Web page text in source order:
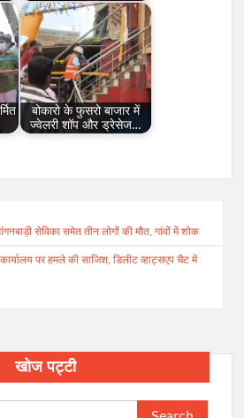
बोकारो के फुसरो बाजार में
ज्वेलरी शॉप और ड्रेसेज…
सेविका समेत तीन लोगों की मौत, गांवों में शोक
पर हमले की साजिश, डिलीट व्हाट्सएप चैट में
खोज पट्टी
Search